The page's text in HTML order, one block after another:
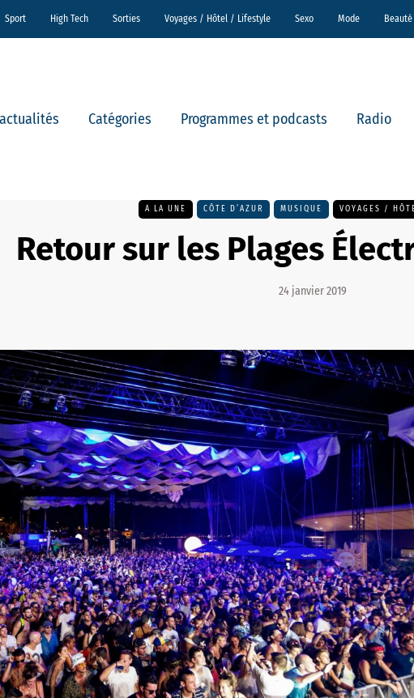
Sport High Tech Sorties Voyages / Hôtel / Lifestyle Sexo Mode Beauté
Catégories Programmes et podcasts Radio
A LA UNE CÔTE D’AZUR MUSIQUE VOYAGES /
Retour sur les Plages
24 janvier 2019